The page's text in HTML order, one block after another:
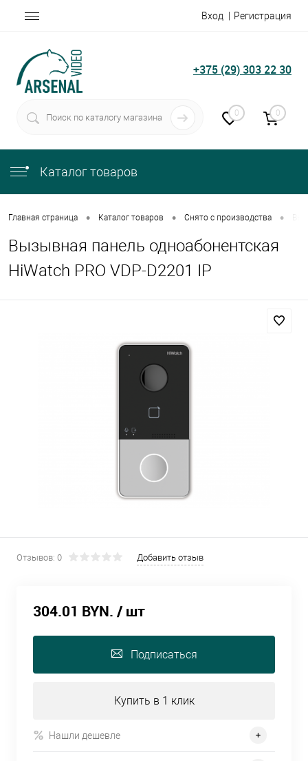
Вход Регистрация
+375 (29) 303 22 30
0 0
Каталог товаров
Главная страница • Каталог товаров • Снято с производства •
Вызывная панель одноабонентская
HiWatch PRO VDP-D2201 IP
Отзывов: 0 Добавить отзыв
304.01 BYN. / шт
Подписаться
Купить в 1 клик
Нашли дешевле